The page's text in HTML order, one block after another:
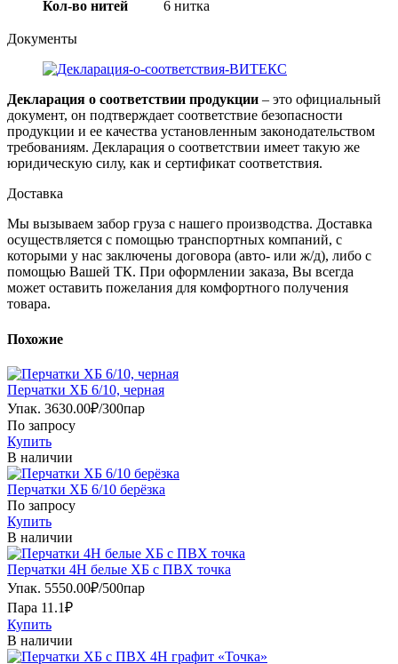
Кол-во нитей 6 нитка
Документы
Декларация о соответствии продукции – это официальный
документ, он подтверждает соответствие безопасности
продукции и ее качества установленным законодательством
требованиям. Декларация о соответствии имеет такую же
юридическую силу, как и сертификат соответствия.
Доставка
Мы вызываем забор груза с нашего производства. Доставка
осуществляется с помощью транспортных компаний, с
которыми у нас заключены договора (авто- или ж/д), либо с
помощью Вашей ТК. При оформлении заказа, Вы всегда
может оставить пожелания для комфортного получения
товара.
Похожие
Перчатки ХБ 6/10, черная
Упак. 3630.00₽/300пар
По запросу
Купить
В наличии
Перчатки ХБ 6/10 берёзка
По запросу
Купить
В наличии
Перчатки 4Н белые ХБ с ПВХ точка
Упак. 5550.00₽/500пар
Пара 11.1₽
Купить
В наличии